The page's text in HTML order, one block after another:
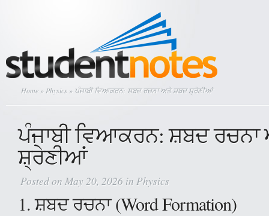
Home » Physics » ਪੰਜਾਬੀ ਵਿਆਕਰਨ: ਸ਼ਬਦ ਰਚਨਾ ਅਤੇ ਸ਼ਬਦ ਸ਼੍ਰੇਣੀਆਂ
ਪੰਜਾਬੀ ਵਿਆਕਰਨ: ਸ਼ਬਦ
ਸ਼੍ਰੇਣੀਆਂ
Posted on May 20, 2026 in Physics
1. ਸ਼ਬਦ ਰਚਨਾ (Word Formation)